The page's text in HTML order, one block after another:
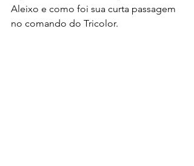
Aleixo e como foi sua curta passagem
no comando do Tricolor.